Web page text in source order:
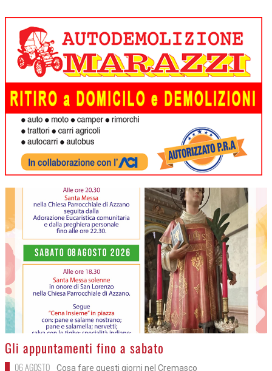
>
Gli appuntamenti fino a sabato
06 AGOSTO Cosa fare questi giorni nel Cremasco